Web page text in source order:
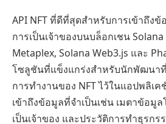
API NFT ที่ดีที่สุดสำหรับการเข้าถึง
การเป็นเจ้าของบนบล็อกเชน
Metaplex, Solana Web3.js และ
โซลูชันที่แข็งแกร่งสำหรับนักพัฒนา
การทำงานของ NFT ไว้ในแอปพลิเ
เข้าถึงข้อมูลที่จำเป็นเช่น เมตาข้อมูล
เป็นเจ้าของ และประวัติการทำธุรกร